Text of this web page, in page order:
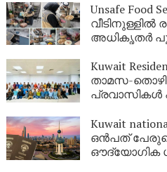
Unsafe Food
വീടിനുള്ളിൽ
അധികൃതർ
Kuwait
താമസ-
പ്രവാസികൾ
Kuwait
ഒൻപത് പേരുടെ
ഔദ്യോഗിക